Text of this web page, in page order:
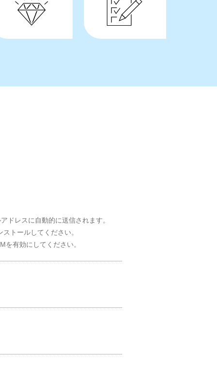
ドレスに自動的に送信されます。
トールしてください。
有効にしてください。